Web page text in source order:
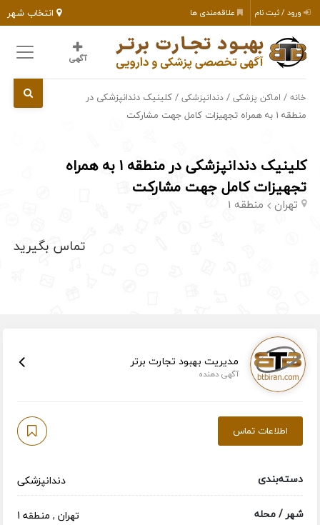
انتخاب شهر ورود / ثبت نام علاقه‌مندی ها
آگهی
خانه / اماکن پزشکی /دندانپزشکی / کلینیک دندانپزشکی در
منطقه ۱ به همراه تجهیزات کامل جهت مشارکت
کلینیک دندانپزشکی در منطقه ۱ به همراه
تجهیزات کامل جهت مشارکت
تهران منطقه 1
تماس بگیرید
مدیریت بهبود تجارت برتر
آگهی دهنده
اطلاعات تماس
دسته‌بندی
دندانپزشکی
شهر / محله
تهران, منطقه 1